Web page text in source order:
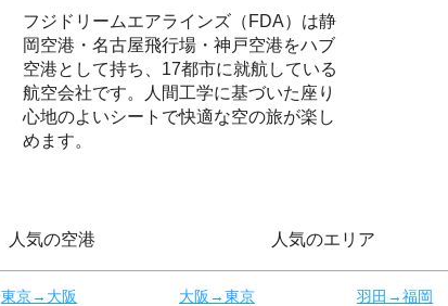
フジドリームエアラインズ（FDA）は静
岡空港・名古屋飛行場・神戸空港をハブ
空港として持ち、17都市に就航している
航空会社です。人間工学に基づいた座り
心地のよいシートで快適な空の旅が楽し
めます。
人気の空港 人気のエリア
東京→大阪 大阪→東京 羽田→福岡